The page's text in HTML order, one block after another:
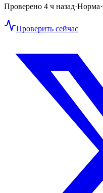
Проверено 4 ч назад·Норма·
Проверить сейчас